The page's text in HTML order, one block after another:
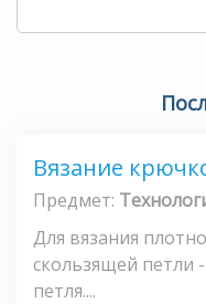
Вязание
Предмет:
Для вязания
скользящей петли
петля....